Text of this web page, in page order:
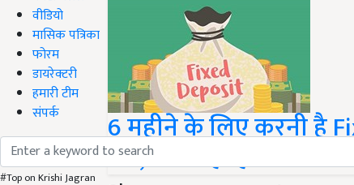
वीडियो
मासिक पत्रिका
फोरम
डायरेक्टरी
हमारी टीम
संपर्क
#Top on Krishi Jagran
6 महीने के लिए करनी है
करें, मिल रहा है खास